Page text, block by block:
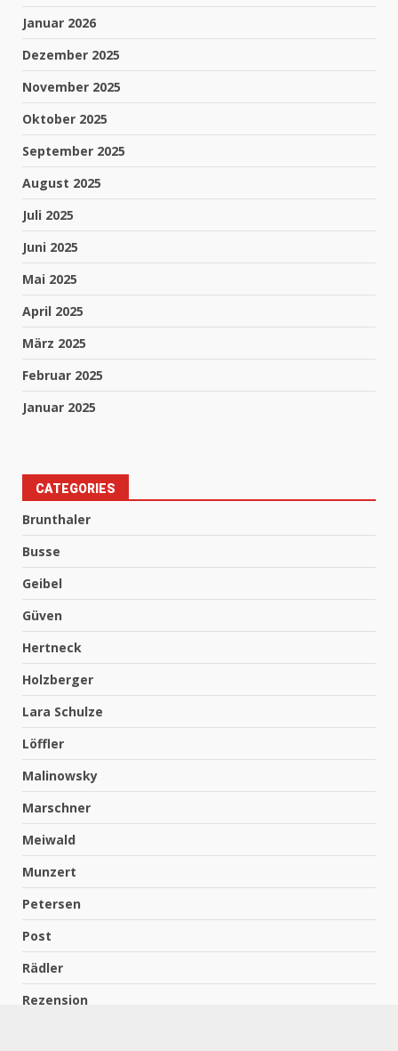
Januar 2026
Dezember 2025
November 2025
Oktober 2025
September 2025
August 2025
Juli 2025
Juni 2025
Mai 2025
April 2025
März 2025
Februar 2025
Januar 2025
CATEGORIES
Brunthaler
Busse
Geibel
Güven
Hertneck
Holzberger
Lara Schulze
Löffler
Malinowsky
Marschner
Meiwald
Munzert
Petersen
Post
Rädler
Rezension